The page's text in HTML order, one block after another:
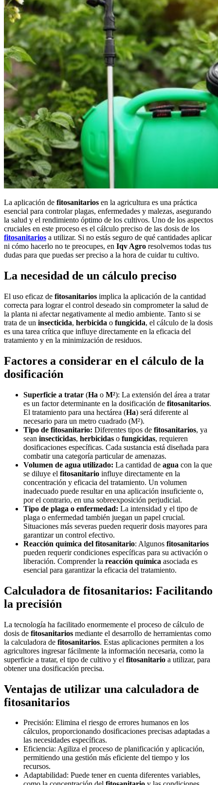
La aplicación de fitosanitarios en la agricultura es una práctica
esencial para controlar plagas, enfermedades y malezas, asegurando
la salud y el rendimiento óptimo de los cultivos. Uno de los aspectos
cruciales en este proceso es el cálculo preciso de las dosis de los
fitosanitarios a utilizar. Si no estás seguro de qué cantidades aplicar
ni cómo hacerlo no te preocupes, en Iqv Agro resolvemos todas tus
dudas para que puedas ser preciso a la hora de cuidar tu cultivo.
La necesidad de un cálculo preciso
El uso eficaz de fitosanitarios implica la aplicación de la cantidad
correcta para lograr el control deseado sin comprometer la salud de
la planta ni afectar negativamente al medio ambiente. Tanto si se
trata de un insecticida, herbicida o fungicida, el cálculo de la dosis
es una tarea crítica que influye directamente en la eficacia del
tratamiento y en la minimización de residuos.
Factores a considerar en el cálculo de la
dosificación
Superficie a tratar (Ha o M²): La extensión del área a tratar
es un factor determinante en la dosificación de fitosanitarios.
El tratamiento para una hectárea (Ha) será diferente al
necesario para un metro cuadrado (M²).
Tipo de fitosanitario: Diferentes tipos de fitosanitarios, ya
sean insecticidas, herbicidas o fungicidas, requieren
dosificaciones específicas. Cada sustancia está diseñada para
combatir una categoría particular de amenazas.
Volumen de agua utilizado: La cantidad de agua con la que
se diluye el fitosanitario influye directamente en la
concentración y eficacia del tratamiento. Un volumen
inadecuado puede resultar en una aplicación insuficiente o,
por el contrario, en una sobreexposición perjudicial.
Tipo de plaga o enfermedad: La intensidad y el tipo de
plaga o enfermedad también juegan un papel crucial.
Situaciones más severas pueden requerir dosis mayores para
garantizar un control efectivo.
Reacción química del fitosanitario: Algunos fitosanitarios
pueden requerir condiciones específicas para su activación o
liberación. Comprender la reacción química asociada es
esencial para garantizar la eficacia del tratamiento.
Calculadora de fitosanitarios: Facilitando
la precisión
La tecnología ha facilitado enormemente el proceso de cálculo de
dosis de fitosanitarios mediante el desarrollo de herramientas como
la calculadora de fitosanitarios. Estas aplicaciones permiten a los
agricultores ingresar fácilmente la información necesaria, como la
superficie a tratar, el tipo de cultivo y el fitosanitario a utilizar, para
obtener una dosificación precisa.
Ventajas de utilizar una calculadora de
fitosanitarios
Precisión: Elimina el riesgo de errores humanos en los
cálculos, proporcionando dosificaciones precisas adaptadas a
las necesidades específicas.
Eficiencia: Agiliza el proceso de planificación y aplicación,
permitiendo una gestión más eficiente del tiempo y los
recursos.
Adaptabilidad: Puede tener en cuenta diferentes variables,